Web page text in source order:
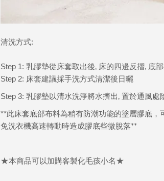
清洗方式:
Step 1: 乳膠墊從床套取出後, 床的四邊反摺, 底
Step 2: 床套建議採手洗方式清潔後日曬
Step 3: 乳膠墊以清水洗淨將水擠出 , 置於通風處
**此床套底部布料為稍有防潮功能的塗層膠底，
免洗衣機高速轉動時造成膠底些微脫落**
★本商品可以加購客製化毛孩小名★